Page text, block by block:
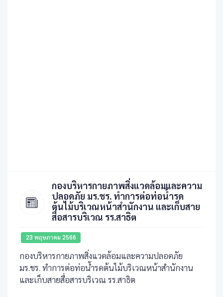
กองบริหารกายภาพสิ่งแวดล้อมและความ
ปลอดภัย มร.ชร. ทำการต่อท่อน้ำรด
ต้นไม้บริเวณหน้าสำนักงาน และเก็บสาย
สื่อสารบริเวณ รร.สาธิต
23 พฤษภาคม 2566
กองบริหารกายภาพสิ่งแวดล้อมและความปลอดภัย
มร.ชร. ทำการต่อท่อน้ำรดต้นไม้บริเวณหน้าสำนักงาน
และเก็บสายสื่อสารบริเวณ รร.สาธิต